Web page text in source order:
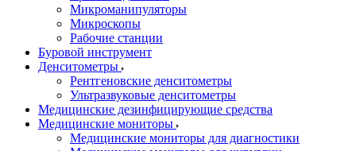
Микроманипуляторы
Микроскопы
Рабочие станции
Буровой инструмент
Денситометры
Рентгеновские денситометры
Ультразвуковые денситометры
Медицинские дезинфицирующие средства
Медицинские мониторы
Медицинские мониторы для диагностики